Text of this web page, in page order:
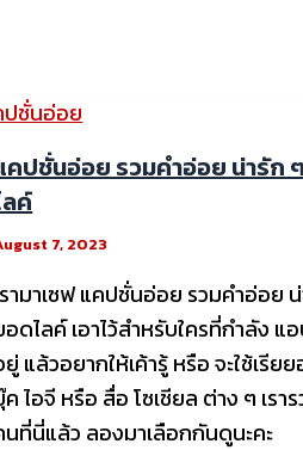
คปชั่นอ่อย รวมคำอ่อย น่ารัก
ค์
7, 2023
ามาเซฟ แคปชั่นอ่อย รวมคำอ่อย
อดไลค์ เอาไว้สำหรับใครที่กำลัง
แล้วอยากให้เค้ารู้ หรือ จะใช้เรีย
ไอจี หรือ สื่อ โซเชียล ต่าง ๆ เรา
นที่นี่แล้ว ลองมาเลือกกันดูนะคะ